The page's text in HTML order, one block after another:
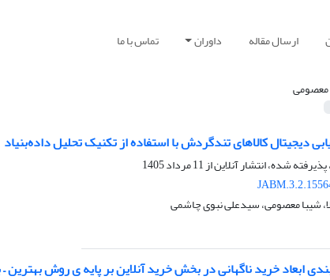
ارسال مقاله داوران تماس با ما
معصومی
دیجیتال کالاهای تندگردش با استفاده از تکنیک تحلیل داده‌بنیاد
شده، انتشار آنلاین از11 مرداد 1405
شیبا معصومی، سیدعلی نبوی چاشمی
ابعاد خرید ناگهانی در بخش خرید آنلاین بر پایه ی روش بهترین